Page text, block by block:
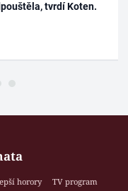
tvrdí Koten.
horory
TV program